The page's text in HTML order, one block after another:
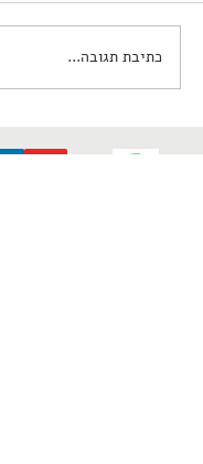
מתמטיקה? מי
בכלל?
כתיבת תגובה...